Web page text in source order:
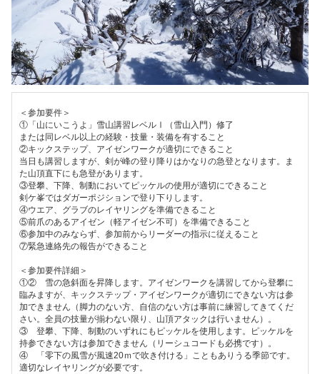
＜参加要件＞
①「山にいこうよ」雪山講習レベルⅠ（雪山入門）修了
または同レベル以上の経験・技量・装備を有すること
②キックステップ、アイゼンワークが適切にできること
当日も講習しますが、剣が峰の登り降りはかなりの急登となります。ま
た山頂直下にも急登があります。
③登攀、下降、制動においてピッケルの使用が適切にできること
剣ケ峯ではダガーポジションで登り下りします。
④ウエア、グラブのレイヤリングを準備できること
⑤前爪のあるアイゼン（軽アイゼン不可）を準備できること
⑥参加中のみならず、参加前からリーダーの指示に従えること
⑦緊急連絡先の報告ができること
＜参加要件詳細＞
①② 雪の急斜面を昇降します。アイゼンワークを講習してから登攀に
臨みますが、キックステップ・アイゼンワークが適切にできない方は参
加できません（脚力のない方、自信のない方は事前に練習してきてくだ
さい。全員の技量が揃わない限り、山頂アタックは行いません）。
③ 登攀、下降、制動のいずれにもピッケルを使用します。ピッケルを
持参できない方は参加できません（リーシュコードも必携です）。
④ 「零下の風雪が風速20ｍで吹き付ける」こともありうる季節です。
適切なレイヤリングが必要です。